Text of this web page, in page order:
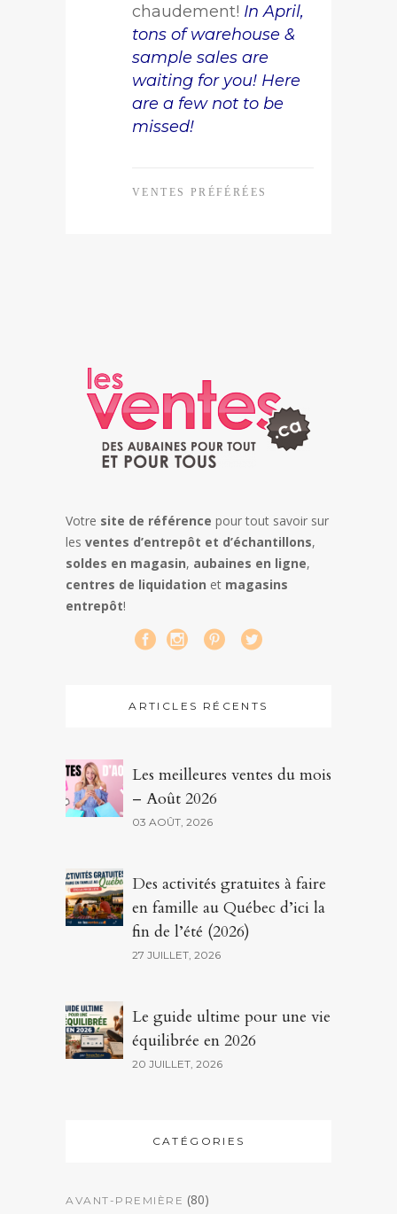
chaudement! In April,
tons of warehouse &
sample sales are
waiting for you! Here
are a few not to be
missed!
VENTES PRÉFÉRÉES
Votre site de référence pour tout savoir sur
les ventes d’entrepôt et d’échantillons,
soldes en magasin, aubaines en ligne,
centres de liquidation et magasins
entrepôt!
ARTICLES RÉCENTS
Les meilleures ventes du mois
– Août 2026
03 AOÛT, 2026
Des activités gratuites à faire
en famille au Québec d’ici la
fin de l’été (2026)
27 JUILLET, 2026
Le guide ultime pour une vie
équilibrée en 2026
20 JUILLET, 2026
CATÉGORIES
AVANT-PREMIÈRE (80)